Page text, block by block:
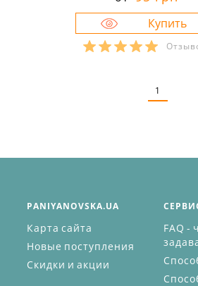
1
PANIYANOVSKA.UA
Карта сайта
Новые поступления
Скидки и акции
FAQ -